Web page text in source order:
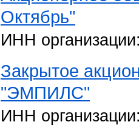
Октябрь"
ИНН
Закрытое
"ЭМПИЛС"
ИНН